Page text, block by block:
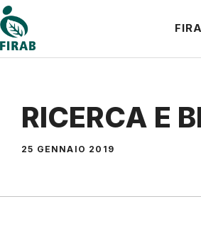
Vai
al
contenuto
RICERCA E
25 GENNAIO 2019